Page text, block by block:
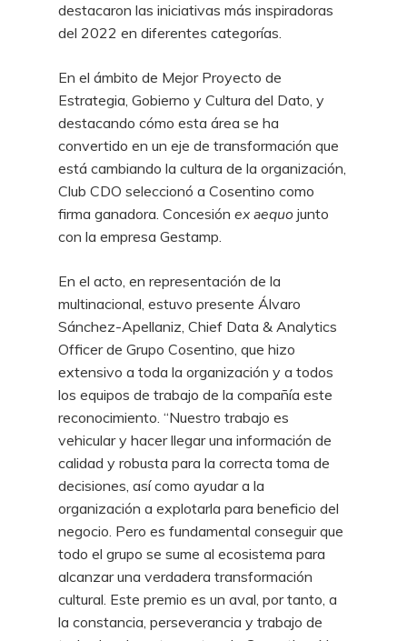
destacaron las iniciativas más inspiradoras
del 2022 en diferentes categorías.
En el ámbito de Mejor Proyecto de
Estrategia, Gobierno y Cultura del Dato, y
destacando cómo esta área se ha
convertido en un eje de transformación que
está cambiando la cultura de la organización,
Club CDO seleccionó a Cosentino como
firma ganadora. Concesión ex aequo junto
con la empresa Gestamp.
En el acto, en representación de la
multinacional, estuvo presente Álvaro
Sánchez-Apellaniz, Chief Data & Analytics
Officer de Grupo Cosentino, que hizo
extensivo a toda la organización y a todos
los equipos de trabajo de la compañía este
reconocimiento. “Nuestro trabajo es
vehicular y hacer llegar una información de
calidad y robusta para la correcta toma de
decisiones, así como ayudar a la
organización a explotarla para beneficio del
negocio. Pero es fundamental conseguir que
todo el grupo se sume al ecosistema para
alcanzar una verdadera transformación
cultural. Este premio es un aval, por tanto, a
la constancia, perseverancia y trabajo de